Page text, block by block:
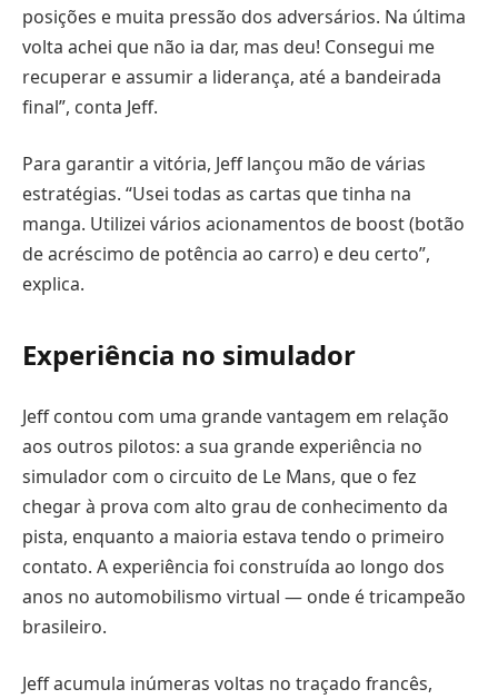
posições e muita pressão dos adversários. Na última
volta achei que não ia dar, mas deu! Consegui me
recuperar e assumir a liderança, até a bandeirada
final”, conta Jeff.
Para garantir a vitória, Jeff lançou mão de várias
estratégias. “Usei todas as cartas que tinha na
manga. Utilizei vários acionamentos de boost (botão
de acréscimo de potência ao carro) e deu certo”,
explica.
Experiência no simulador
Jeff contou com uma grande vantagem em relação
aos outros pilotos: a sua grande experiência no
simulador com o circuito de Le Mans, que o fez
chegar à prova com alto grau de conhecimento da
pista, enquanto a maioria estava tendo o primeiro
contato. A experiência foi construída ao longo dos
anos no automobilismo virtual — onde é tricampeão
brasileiro.
Jeff acumula inúmeras voltas no traçado francês,